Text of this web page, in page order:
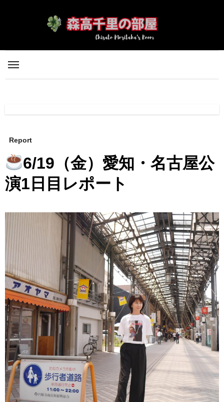
ス
Report
6/19（金）愛知・名古屋公
演1日目レポート